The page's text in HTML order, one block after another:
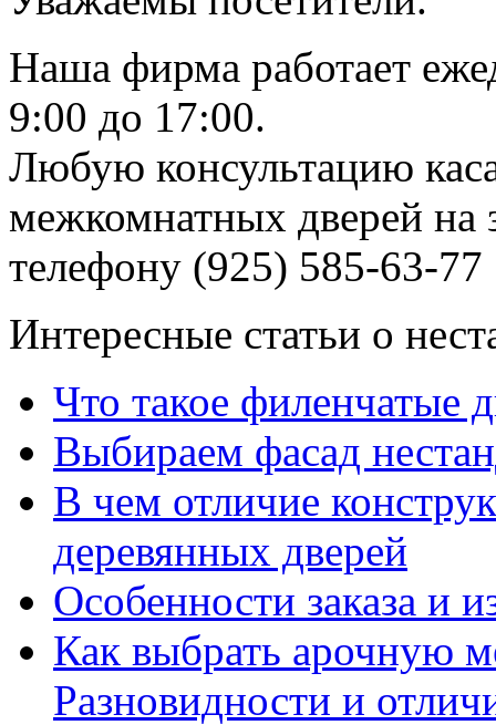
Наша фирма работает
9:00 до 17:00.
Любую консультацию
межкомнатных дверей на
телефону (925) 585-63-77
Интересные статьи о
Что такое филенчатые
Выбираем фасад
В чем отличие
деревянных дверей
Особенности заказа и
Как выбрать арочную
Разновидности и